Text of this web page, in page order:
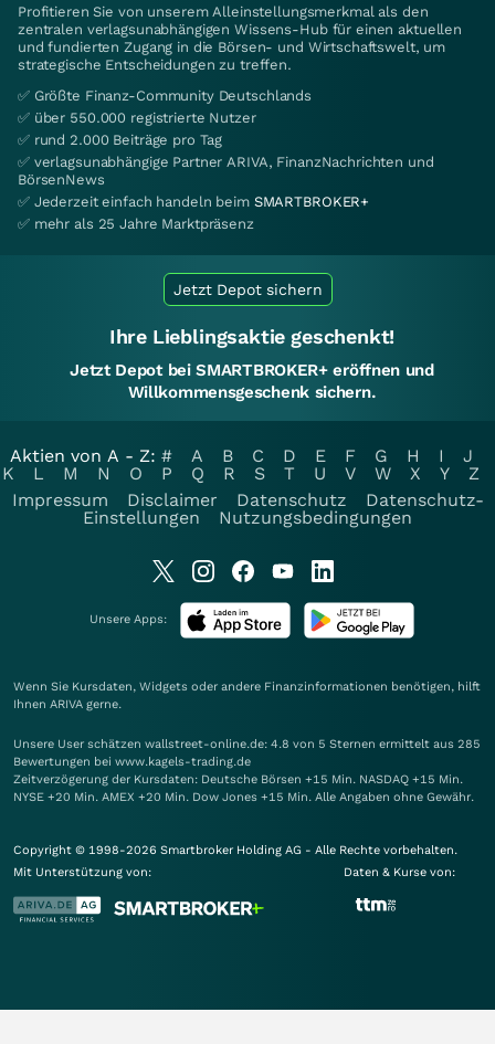
Profitieren Sie von unserem Alleinstellungsmerkmal als den
zentralen verlagsunabhängigen Wissens-Hub für einen aktuellen
und fundierten Zugang in die Börsen- und Wirtschaftswelt, um
strategische Entscheidungen zu treffen.
✅ Größte Finanz-Community Deutschlands
✅ über 550.000 registrierte Nutzer
✅ rund 2.000 Beiträge pro Tag
✅ verlagsunabhängige Partner ARIVA, FinanzNachrichten und
BörsenNews
✅ Jederzeit einfach handeln beim SMARTBROKER+
✅ mehr als 25 Jahre Marktpräsenz
Jetzt Depot sichern
Ihre Lieblingsaktie geschenkt!
Jetzt Depot bei SMARTBROKER+ eröffnen und
Willkommensgeschenk sichern.
Aktien von A - Z: # A B C D E F G H I
J
K
L M N O P Q R S T U V W X Y
Z
Impressum
Disclaimer Datenschutz
Datenschutz-
Einstellungen
Nutzungsbedingungen
Unsere Apps:
Wenn Sie Kursdaten, Widgets oder andere Finanzinformationen benötigen, hilft
Ihnen ARIVA gerne.
Unsere User schätzen wallstreet-online.de: 4.8 von 5 Sternen ermittelt aus 285
Bewertungen bei www.kagels-trading.de
Zeitverzögerung der Kursdaten: Deutsche Börsen +15 Min. NASDAQ +15 Min.
NYSE +20 Min. AMEX +20 Min. Dow Jones +15 Min. Alle Angaben ohne Gewähr.
Copyright © 1998-2026 Smartbroker Holding AG - Alle Rechte vorbehalten.
Mit Unterstützung von:
Daten & Kurse von: